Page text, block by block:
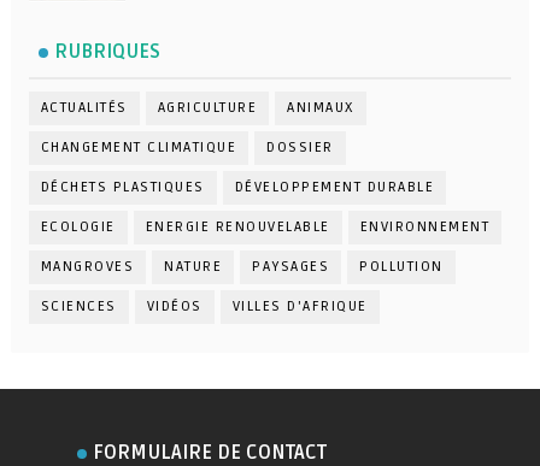
RUBRIQUES
ACTUALITÉS AGRICULTURE ANIMAUX
CHANGEMENT CLIMATIQUE DOSSIER
DÉCHETS PLASTIQUES DÉVELOPPEMENT DURABLE
ECOLOGIE ENERGIE RENOUVELABLE ENVIRONNEMENT
MANGROVES NATURE PAYSAGES POLLUTION
SCIENCES VIDÉOS VILLES D'AFRIQUE
FORMULAIRE DE CONTACT